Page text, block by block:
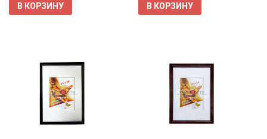
В КОРЗИНУ В КОРЗИНУ